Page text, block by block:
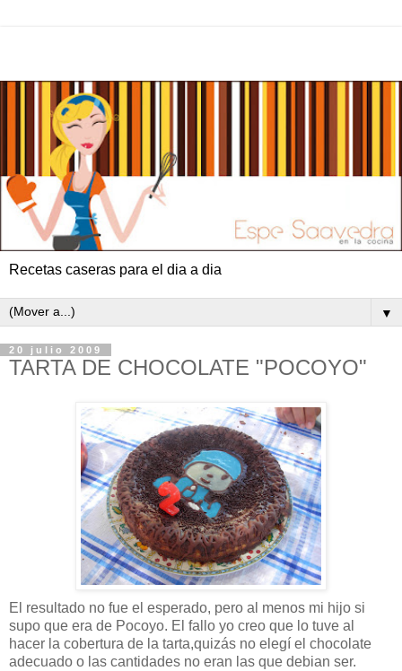
Recetas caseras para el dia a dia
▼
20 julio 2009
TARTA DE CHOCOLATE "POCOYO"
El resultado no fue el esperado, pero al menos mi hijo si
supo que era de Pocoyo. El fallo yo creo que lo tuve al
hacer la cobertura de la tarta,quizás no elegí el chocolate
adecuado o las cantidades no eran las que debian ser.